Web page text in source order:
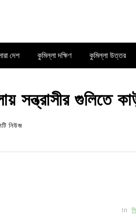
দেশ কুমিল্লা দক্ষিণ কুমিল্লা উত্তর
সন্ত্রাসীর গুলিতে
নিউজ
In